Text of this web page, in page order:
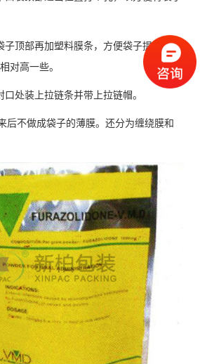
子顶部再加塑料膜条，方便袋子提起来，
对高一些。
处装上拉链条并带上拉链帽。
后不做成袋子的薄膜。还分为缠绕膜和